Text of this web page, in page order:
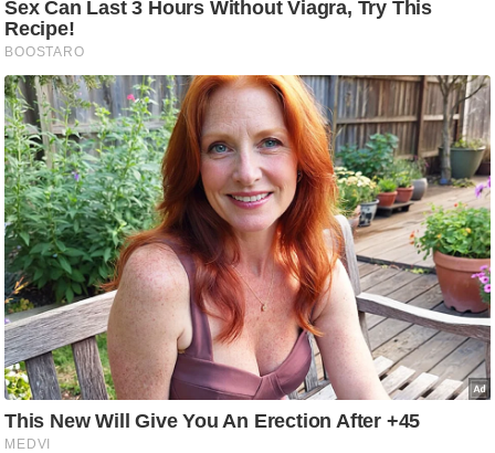
तृ
भू
मि
स्तं
भ
ए
म
.
आ
र
.
आ
ई
.
चा